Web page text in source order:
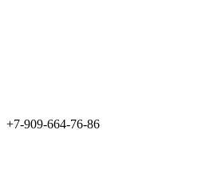
+7-909-664-76-86